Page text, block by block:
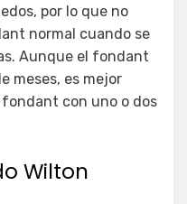
por lo que no
normal cuando se
Aunque el fondant
meses, es mejor
con uno o dos
Wilton